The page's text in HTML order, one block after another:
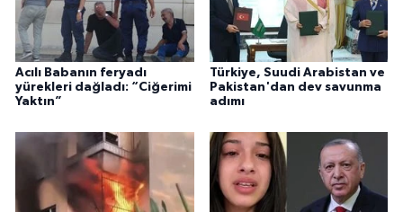
Acılı Babanın feryadı
yürekleri dağladı: “Ciğerimi
Yaktın”
Türkiye, Suudi Arabistan ve
Pakistan'dan dev savunma
adımı